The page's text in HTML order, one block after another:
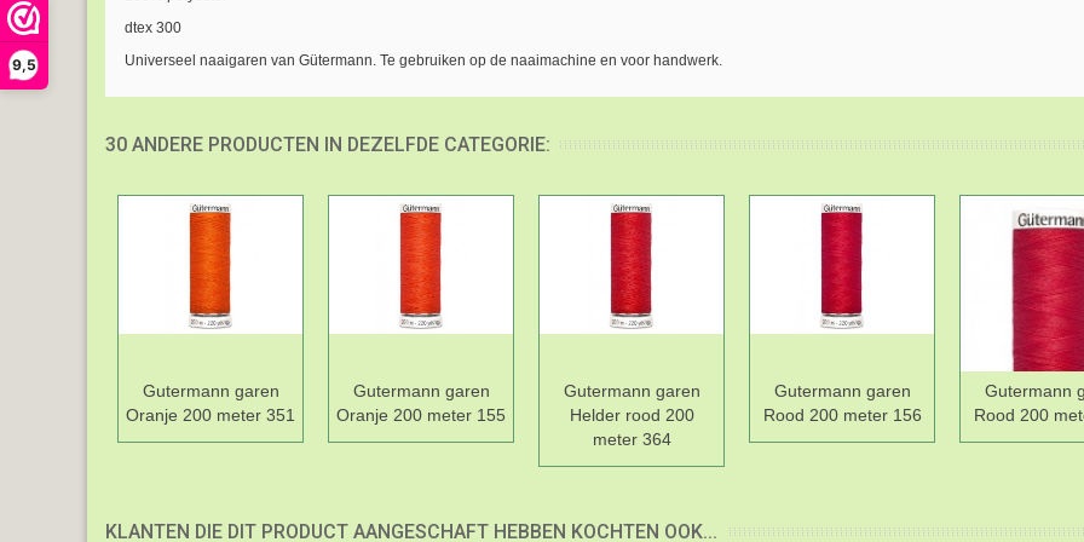
9,5
dtex 300
Universeel naaigaren van Gütermann. Te gebruiken op de naaimachine en voor handwerk.
30 ANDERE PRODUCTEN IN DEZELFDE CATEGORIE:
Gutermann garen
Oranje 200 meter 351
Gutermann garen
Oranje 200 meter 155
Gutermann garen
Helder rood 200
meter 364
Gutermann garen
Rood 200 meter 156
Gutermann
Rood 200
KLANTEN DIE DIT PRODUCT AANGESCHAFT HEBBEN KOCHTEN OOK...